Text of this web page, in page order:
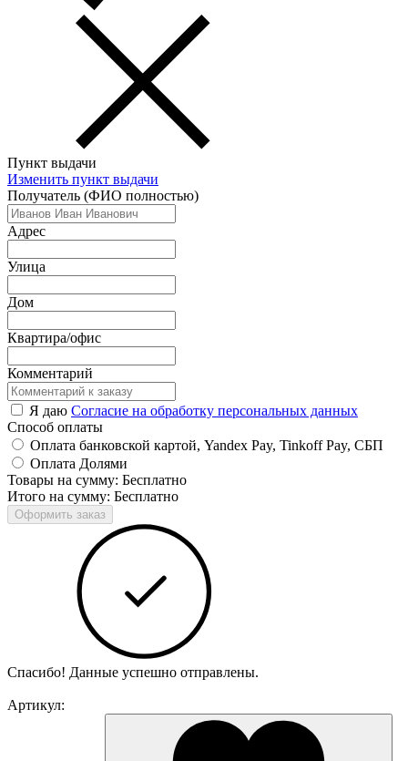
Пункт выдачи
Изменить пункт выдачи
Получатель (ФИО полностью)
Адрес
Улица
Дом
Квартира/офис
Комментарий
Я даю Согласие на обработку персональных данных
Способ оплаты
Оплата банковской картой, Yandex Pay, Tinkoff Pay, СБП
Оплата Долями
Товары на сумму: Бесплатно
Итого на сумму: Бесплатно
Оформить заказ
Спасибо! Данные успешно отправлены.
Артикул: